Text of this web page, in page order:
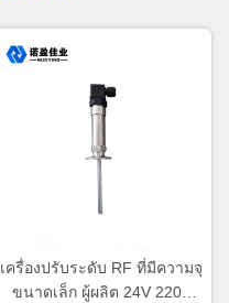
เครื่องปรับระดับ RF ที่มีความจุ
ขนาดเล็ก ผู้ผลิต 24V 220V